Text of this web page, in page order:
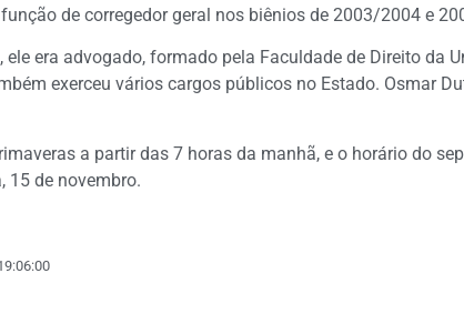
de corregedor geral nos biênios de 2003/2004 e
era advogado, formado pela Faculdade de Direito da
exerceu vários cargos públicos no Estado. Osmar
a partir das 7 horas da manhã, e o horário do
15 de novembro.